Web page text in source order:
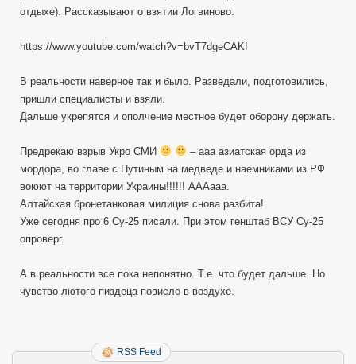
отдыхе). Рассказывают о взятии Логвиново.
https://www.youtube.com/watch?v=bvT7dgeCAKI
В реальности наверное так и было. Разведали, подготовились,
пришли специалисты и взяли.
Дальше укрепятся и ополчение местное будет оборону держать.
Предрекаю взрыв Укро СМИ
– ааа азиатская орда из
мордора, во главе с Путиным на медведе и наемниками из РФ
воюют на территории Украины!!!!!! АААааа.
Алтайская бронетанковая милиция снова разбита!
Уже сегодня про 6 Су-25 писали. При этом генштаб ВСУ Су-25
опроверг.
А в реальности все пока непонятно. Т.е. что будет дальше. Но
чувство лютого пиздеца повисло в воздухе.
RSS Feed